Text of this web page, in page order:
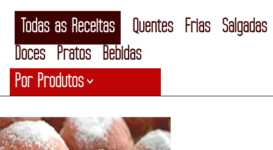
Todas as Receitas Quentes Frias
Salgadas
Doces
Pratos
Bebidas
Por Produtos>